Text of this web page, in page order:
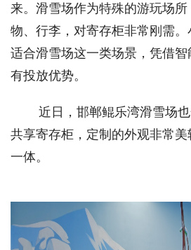
来。滑雪场作为特殊的游玩场
物、行李，对寄存柜非常刚需
适合滑雪场这一类场景，凭借
有投放优势。
近日，邯郸鲲乐湾滑雪场
共享寄存柜，定制的外观非常
一体。